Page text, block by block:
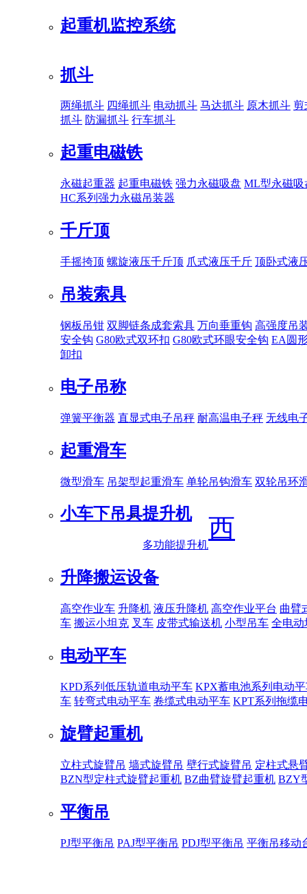
起重机监控系统
抓斗
两绳抓斗 四绳抓斗 电动抓斗 马达抓斗 原木抓斗 剪
抓斗 防漏抓斗 行车抓斗
起重电磁铁
永磁起重器 起重电磁铁 强力永磁吸盘 ML型永磁吸
HC系列强力永磁吊装器
千斤顶
手摇挎顶 螺旋液压千斤顶 爪式液压千斤 顶卧式液
吊装索具
钢板吊钳 双脚链条成套索具 万向垂重钩 高强度吊
安全钩 G80欧式双环扣 G80欧式环眼安全钩 EA圆
卸扣
电子吊称
弹簧平衡器 直显式电子吊秤 耐高温电子秤 无线电
起重滑车
微型滑车 吊架型起重滑车 单轮吊钩滑车 双轮吊环
小车下吊具提升机
多功能提升机
升降搬运设备
高空作业车 升降机 液压升降机 高空作业平台 曲臂
车 搬运小坦克 叉车 皮带式输送机 小型吊车 全电动
电动平车
KPD系列低压轨道电动平车 KPX蓄电池系列电动
车 转弯式电动平车 卷缆式电动平车 KPT系列拖缆
旋臂起重机
立柱式旋臂吊 墙式旋臂吊 壁行式旋臂吊 定柱式悬
BZN型定柱式旋臂起重机 BZ曲臂旋臂起重机 BZY
平衡吊
PJ型平衡吊 PAJ型平衡吊 PDJ型平衡吊 平衡吊移动
西